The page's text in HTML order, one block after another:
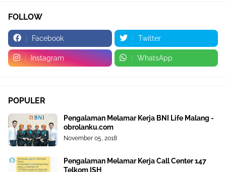
FOLLOW
Facebook Twitter
Instagram WhatsApp
POPULER
Pengalaman Melamar Kerja BNI Life Malang -
obrolanku.com
November 05, 2018
Pengalaman Melamar Kerja Call Center 147
Telkom ISH